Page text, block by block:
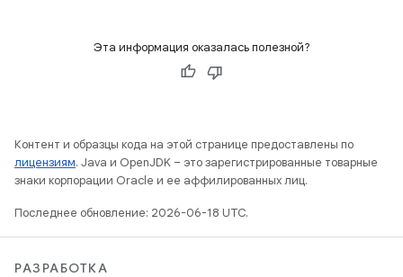
Эта информация оказалась полезной?
Контент и образцы кода на этой странице предоставлены по
лицензиям. Java и OpenJDK – это зарегистрированные товарные
знаки корпорации Oracle и ее аффилированных лиц.
Последнее обновление: 2026-06-18 UTC.
РАЗРАБОТКА